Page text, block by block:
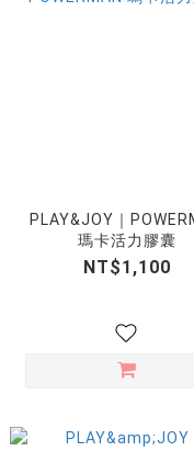
PLAY&JOY｜
瑪卡活力膠囊
NT$1,100